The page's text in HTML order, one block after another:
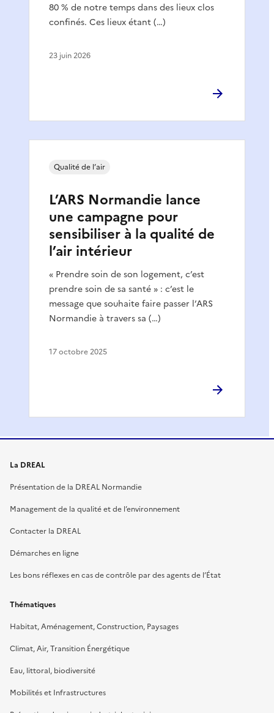
80 % de notre temps dans des lieux clos
confinés. Ces lieux étant (…)
23 juin 2026
L’ARS Normandie lance
une campagne pour
sensibiliser à la qualité de
l’air intérieur
« Prendre soin de son logement, c’est
prendre soin de sa santé » : c’est le
message que souhaite faire passer l’ARS
Normandie à travers sa (…)
Qualité de l’air
17 octobre 2025
La DREAL
Présentation de la DREAL Normandie
Management de la qualité et de l’environnement
Contacter la DREAL
Démarches en ligne
Les bons réflexes en cas de contrôle par des agents de l’État
Thématiques
Habitat, Aménagement, Construction, Paysages
Climat, Air, Transition Énergétique
Eau, littoral, biodiversité
Mobilités et Infrastructures